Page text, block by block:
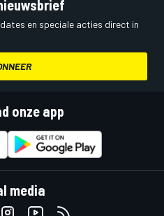
en speciale acties direct in
onze app
media